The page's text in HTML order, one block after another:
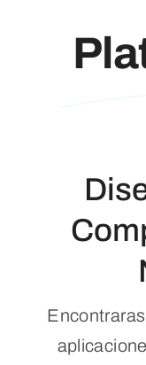
Plataformas
Contáctenos